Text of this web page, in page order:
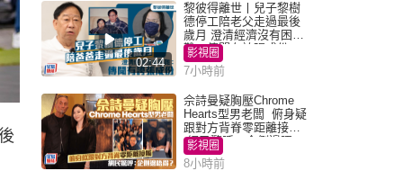
02:44
黎彼得離世丨兒子黎樹
德停工陪老父走過最後
歲月 澄清經濟沒有困
難：傳聞有誇張成份
影視圈
7小時前
佘詩曼疑胸壓Chrome
Hearts型男老闆 俯身疑
跟對方背脊零距離接觸
網民驚呼：企側邊唔
得？
影視圈
8小時前